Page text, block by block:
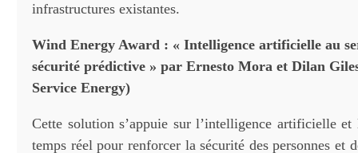
infrastructures existantes.
Wind Energy Award : « Intelligence artificielle au
sécurité prédictive » par Ernesto Mora et Dilan
Service Energy)
Cette solution s’appuie sur l’intelligence artificielle et
temps réel pour renforcer la sécurité des personnes et